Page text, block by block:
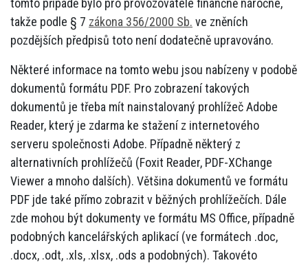
tomto případě bylo pro provozovatele finančně náročné,
takže podle § 7 zákona 356/2000 Sb. ve zněních
pozdějších předpisů toto není dodatečně upravováno.
Některé informace na tomto webu jsou nabízeny v podobě
dokumentů formátu PDF. Pro zobrazení takových
dokumentů je třeba mít nainstalovaný prohlížeč Adobe
Reader, který je zdarma ke stažení z internetového
serveru společnosti Adobe. Případně některý z
alternativních prohlížečů (Foxit Reader, PDF-XChange
Viewer a mnoho dalších). Většina dokumentů ve formátu
PDF jde také přímo zobrazit v běžných prohlížečích. Dále
zde mohou být dokumenty ve formátu MS Office, případně
podobných kancelářských aplikací (ve formátech .doc,
.docx, .odt, .xls, .xlsx, .ods a podobných). Takovéto